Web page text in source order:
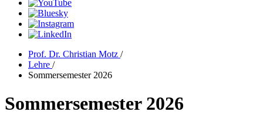
Prof. Dr. Christian Motz /
Lehre /
Sommersemester 2026
Sommersemester 2026